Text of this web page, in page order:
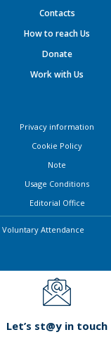
Contacts
How to reach Us
Donate
Work with Us
Privacy information
Cookie Policy
Note
Usage Conditions
Editorial Office
Voluntary Attendance
Let’s st@y in touch